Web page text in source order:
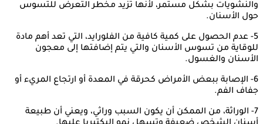
والنشويات بشكل مستمر، لأنها تزيد مخطر التعرض للتسوس
حول الأسنان.
5- عدم الحصول على كمية كافية من الفلورايد، التي تعد أهم مادة
للوقاية من تسوس الأسنان والتي يتم إضافتها إلى معجون
الأسنان والغسول.
6- الإصابة ببعض الأمراض كحرقة في المعدة أو ارتجاع المريء أو
جفاف الفم.
7- الوراثة، من الممكن أن يكون السبب وراثي، ويعني أن طبيعة